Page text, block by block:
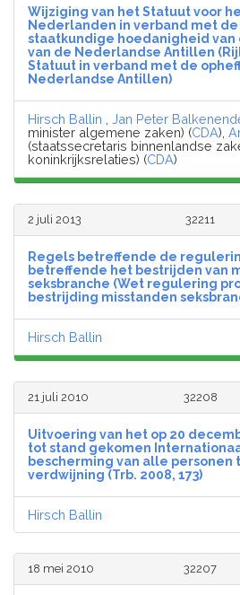
Wijziging van het Statuut voor
Nederlanden in verband met
staatkundige hoedanigheid
van de Nederlandse Antillen
Statuut in verband met de
Nederlandse Antillen)
Hirsch Ballin Jan Peter
minister algemene zaken) (CDA),
(staatssecretaris binnenlandse
koninkrijksrelaties) (CDA)
2 juli 2013 32211
Regels betreffende de
betreffende het bestrijden van
seksbranche (Wet regulering
bestrijding misstanden
Hirsch Ballin
21 juli 2010 32208
Uitvoering van het op 20
tot stand gekomen
bescherming van alle
verdwijning (Trb. 2008, 173)
Hirsch Ballin
18 mei 2010 32207